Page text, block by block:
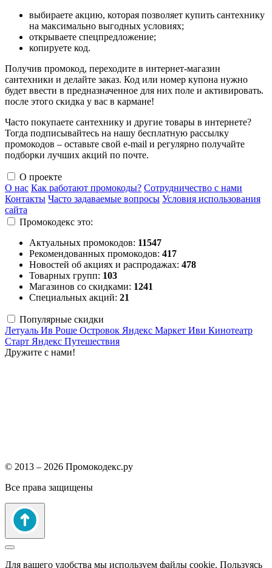
выбираете акцию, которая позволяет купить сантехнику
на максимально выгодных условиях;
открываете спецпредложение;
копируете код.
Получив промокод, переходите в интернет-магазин
сантехники и делайте заказ. Код или номер купона нужно
будет ввести в предназначенное для них поле и активировать.
после этого скидка у вас в кармане!
Часто покупаете сантехнику и другие товары в интернете?
Тогда подписывайтесь на нашу бесплатную рассылку
промокодов – оставьте свой e-mail и регулярно получайте
подборки лучших акций по почте.
О проекте
О нас Как работают промокоды? Сотрудничество с нами
Контакты Часто задаваемые вопросы Условия использования
сайта
Промокодекс это:
Актуальных промокодов: 11547
Рекомендованных промокодов: 417
Новостей об акциях и распродажах: 478
Товарных групп: 103
Магазинов со скидками: 1241
Специальных акций: 21
Популярные скидки
Летуаль Ив Роше Островок Яндекс Маркет Иви Кинотеатр
Старт Яндекс Путешествия
Дружите с нами!
© 2013 – 2026 Промокодекс.ру
Все права защищены
Для вашего удобства мы используем файлы cookie. Пользуясь